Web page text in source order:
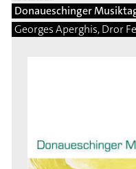
Donaueschinger